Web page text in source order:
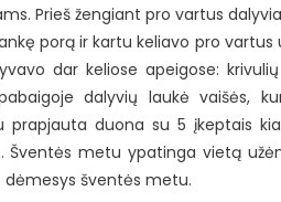
Prieš žengiant pro vartus
porą ir kartu keliavo pro vartus
dar keliose apeigose:
dalyvių laukė vaišės,
duona su 5 įkeptais
metu ypatinga vietą
dėmesys šventės metu.